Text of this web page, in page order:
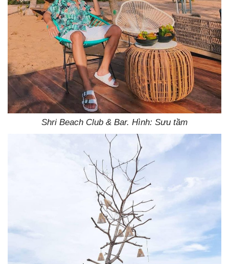
Shri Beach Club & Bar. Hình: Sưu tầm